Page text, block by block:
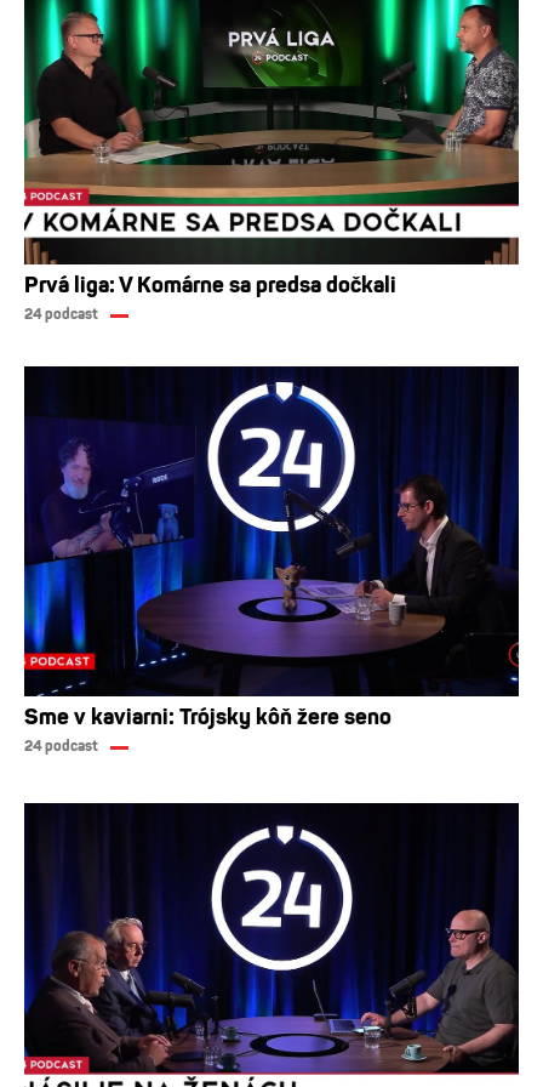
Prvá liga: V Komárne sa predsa dočkali
24 podcast
Sme v kaviarni: Trójsky kôň žere seno
24 podcast